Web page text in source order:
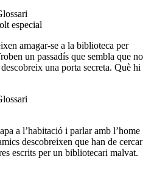
especial
amagar-se a la biblioteca per
un passadís que sembla que no
una porta secreta. Què hi
a l’habitació i parlar amb l’home
descobreixen que han de cercar
escrits per un bibliotecari malvat.